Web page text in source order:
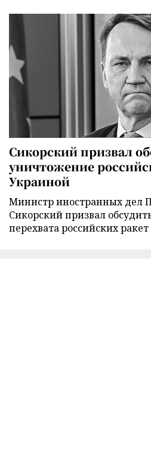
Сикорский призвал
уничтожение
Украиной
Министр иностранных дел
Сикорский призвал
перехвата российских